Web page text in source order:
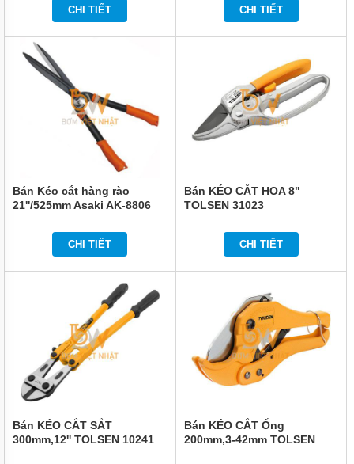
CHI TIẾT CHI TIẾT
Bán Kéo cắt hàng rào
21''/525mm Asaki AK-8806
CHI TIẾT
Bán KÉO CẮT HOA 8"
TOLSEN 31023
CHI TIẾT
Bán KÉO CẮT SẮT
300mm,12'' TOLSEN 10241
Bán KÉO CẮT Ống
200mm,3-42mm TOLSEN